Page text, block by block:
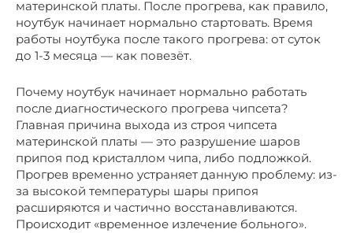
материнской платы. После прогрева, как правило,
ноутбук начинает нормально стартовать. Время
работы ноутбука после такого прогрева: от суток
до 1-3 месяца — как повезёт.
Почему ноутбук начинает нормально работать
после диагностического прогрева чипсета?
Главная причина выхода из строя чипсета
материнской платы — это разрушение шаров
припоя под кристаллом чипа, либо подложкой.
Прогрев временно устраняет данную проблему: из-
за высокой температуры шары припоя
расширяются и частично восстанавливаются.
Происходит «временное излечение больного».